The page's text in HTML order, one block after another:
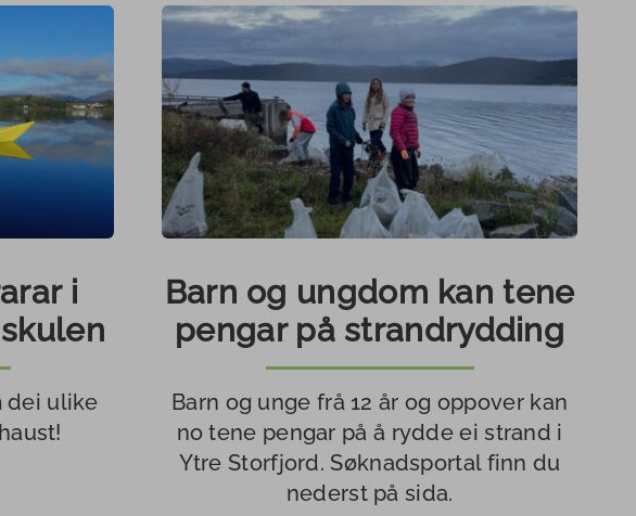
i
dei ulike
Barn og ungdom kan tene
pengar på strandrydding
Barn og unge frå 12 år og oppover kan
no tene pengar på å rydde ei strand i
Ytre Storfjord. Søknadsportal finn du
nederst på sida.